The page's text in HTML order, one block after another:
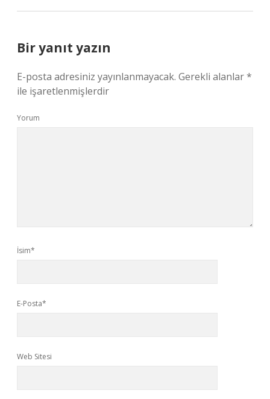
Bir yanıt yazın
E-posta adresiniz yayınlanmayacak. Gerekli alanlar*
ile işaretlenmişlerdir
Yorum
İsim*
E-Posta*
Web Sitesi